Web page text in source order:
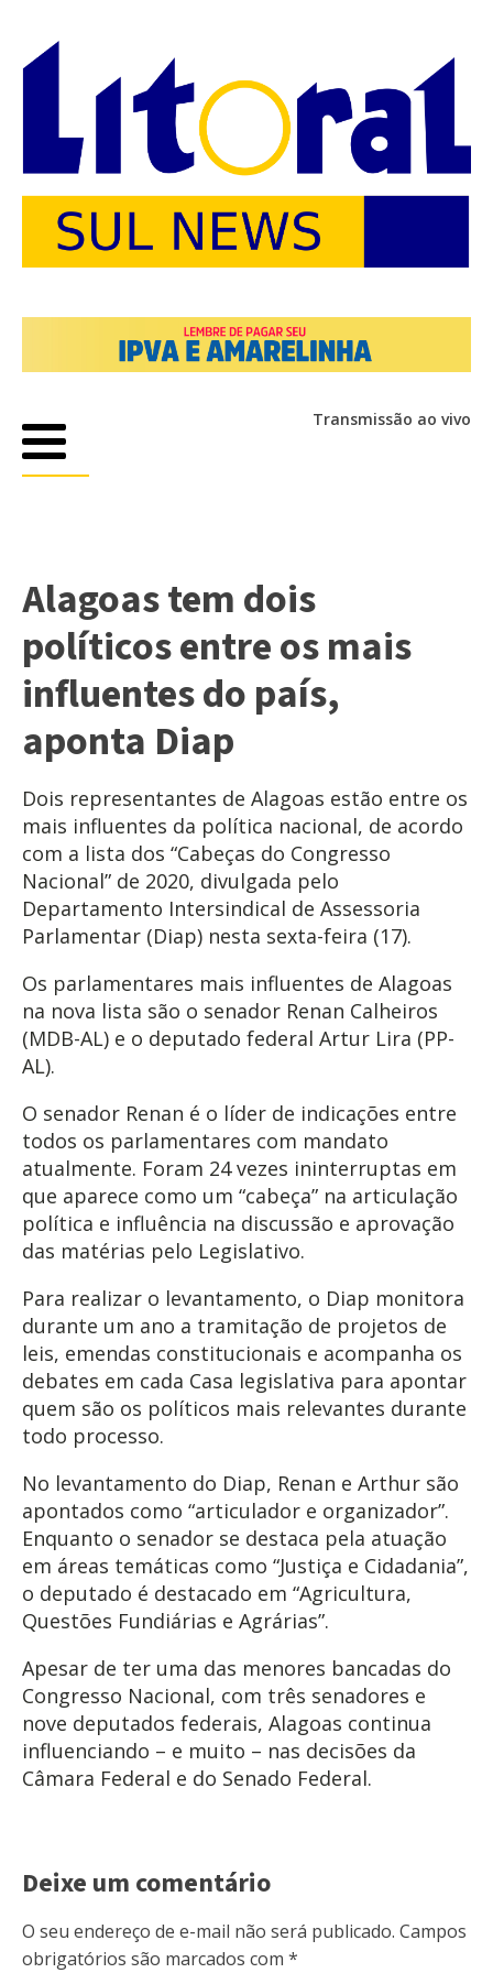
Transmissão ao vivo
Alagoas tem dois
políticos entre os mais
influentes do país,
aponta Diap
Dois representantes de Alagoas estão entre os
mais influentes da política nacional, de acordo
com a lista dos “Cabeças do Congresso
Nacional” de 2020, divulgada pelo
Departamento Intersindical de Assessoria
Parlamentar (Diap) nesta sexta-feira (17).
Os parlamentares mais influentes de Alagoas
na nova lista são o senador Renan Calheiros
(MDB-AL) e o deputado federal Artur Lira (PP-
AL).
O senador Renan é o líder de indicações entre
todos os parlamentares com mandato
atualmente. Foram 24 vezes ininterruptas em
que aparece como um “cabeça” na articulação
política e influência na discussão e aprovação
das matérias pelo Legislativo.
Para realizar o levantamento, o Diap monitora
durante um ano a tramitação de projetos de
leis, emendas constitucionais e acompanha os
debates em cada Casa legislativa para apontar
quem são os políticos mais relevantes durante
todo processo.
No levantamento do Diap, Renan e Arthur são
apontados como “articulador e organizador”.
Enquanto o senador se destaca pela atuação
em áreas temáticas como “Justiça e Cidadania”,
o deputado é destacado em “Agricultura,
Questões Fundiárias e Agrárias”.
Apesar de ter uma das menores bancadas do
Congresso Nacional, com três senadores e
nove deputados federais, Alagoas continua
influenciando – e muito – nas decisões da
Câmara Federal e do Senado Federal.
Deixe um comentário
O seu endereço de e-mail não será publicado. Campos
obrigatórios são marcados com *